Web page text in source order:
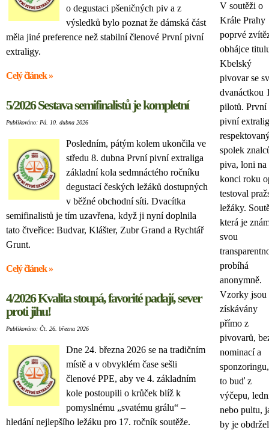
o degustaci pšeničných piv a z
výsledků bylo poznat že dámská část
měla jiné preference než stabilní členové První pivní
extraligy.
Celý článek »
5/2026 Sestava semifinalistů je kompletní
Publikováno: Pá. 10. dubna 2026
Posledním, pátým kolem ukončila ve
středu 8. dubna První pivní extraliga
základní kola sedmnáctého ročníku
degustací českých ležáků dostupných
v běžné obchodní síti. Dvacítka
semifinalistů je tím uzavřena, když ji nyní doplnila
tato čtveřice: Budvar, Klášter, Zubr Grand a Rychtář
Grunt.
Celý článek »
4/2026 Kvalita stoupá, favorité padají, sever
proti jihu!
Publikováno: Čt. 26. března 2026
Dne 24. března 2026 se na tradičním
místě a v obvyklém čase sešli
členové PPE, aby ve 4. základním
kole postoupili o krůček blíž k
pomyslnému „svatému grálu“ –
hledání nejlepšího ležáku pro 17. ročník soutěže.
V soutěži o
Krále Prahy
poprvé
obhájce
Kbelský
pivovar se
dvanáctkou
pilotů. První
pivní
spolek
piva, loni na
konci roku
testoval
ležáky.
která je
svou
probíhá
anonymně.
Vzorky jsou
získávány
přímo z
pivovarů,
nominací a
to buď z
výčepu,
nebo pultu,
by je obdržel